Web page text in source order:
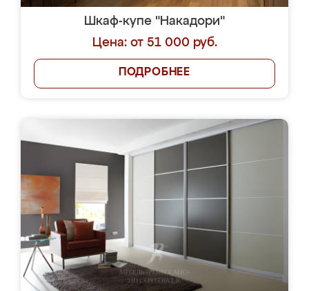
Шкаф-купе "Накадори"
Цена: от 51 000 руб.
ПОДРОБНЕЕ